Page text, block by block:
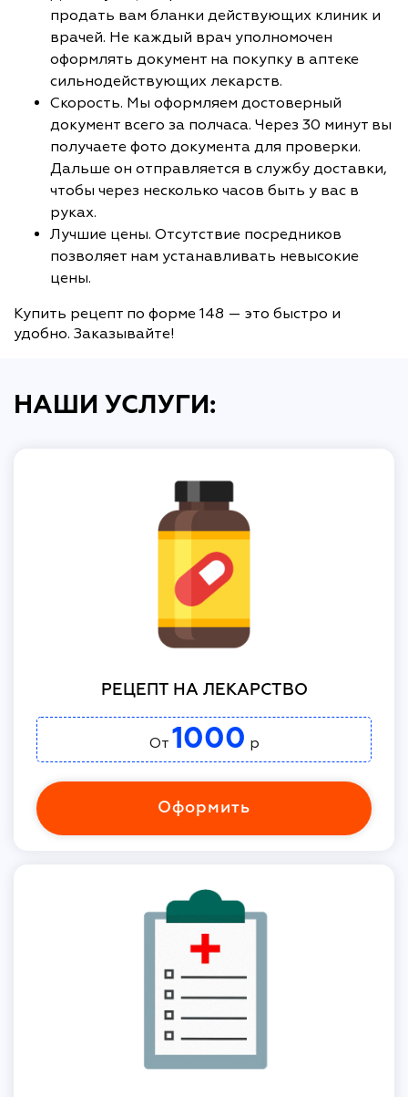
продать вам бланки действующих клиник и
врачей. Не каждый врач уполномочен
оформлять документ на покупку в аптеке
сильнодействующих лекарств.
Скорость. Мы оформляем достоверный
документ всего за полчаса. Через 30 минут вы
получаете фото документа для проверки.
Дальше он отправляется в службу доставки,
чтобы через несколько часов быть у вас в
руках.
Лучшие цены. Отсутствие посредников
позволяет нам устанавливать невысокие
цены.
Купить рецепт по форме 148 — это быстро и
удобно. Заказывайте!
НАШИ УСЛУГИ:
РЕЦЕПТ НА ЛЕКАРСТВО
От 1000 р
Оформить